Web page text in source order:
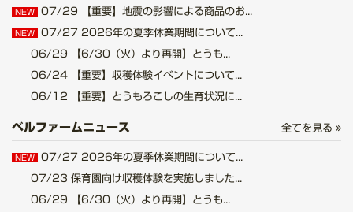
NEW 07/29 【重要】地震の影響による商品のお...
NEW 07/27 2026年の夏季休業期間について...
06/29 【6/30（火）より再開】とうも...
06/24 【重要】収穫体験イベントについて...
06/12 【重要】とうもろこしの生育状況に...
ベルファームニュース 全てを見る
NEW 07/27 2026年の夏季休業期間について...
07/23 保育園向け収穫体験を実施しました...
06/29 【6/30（火）より再開】とうも...